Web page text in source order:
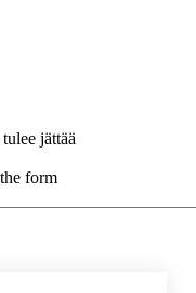
jättää
form